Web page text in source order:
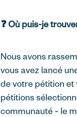
❓ Où puis-je
Nous avons
vous avez lancé
de votre pétition et
pétitions
communauté ~ le